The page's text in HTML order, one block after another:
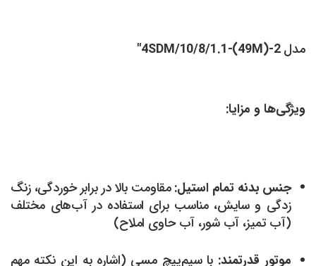
مدل4SDM/10/8/1.1-(49M)-2"
ویژگی‌ها و مزایا:
جنس بدنه تمام استیل:مقاومت بالا در برابر خوردگی، زنگ
زدگی و سایش، مناسب برای استفاده در آب‌های مختلف
(آب تمیز، آب شور، آب حاوی املاح)
موتور قدرتمند: با سیم‌پیچ مسی (اشاره به این نکته مهم